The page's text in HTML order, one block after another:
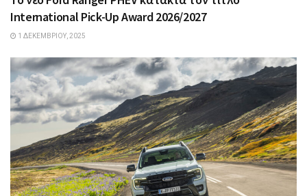
International Pick-Up Award 2026/2027
1 ΔΕΚΕΜΒΡΊΟΥ, 2025